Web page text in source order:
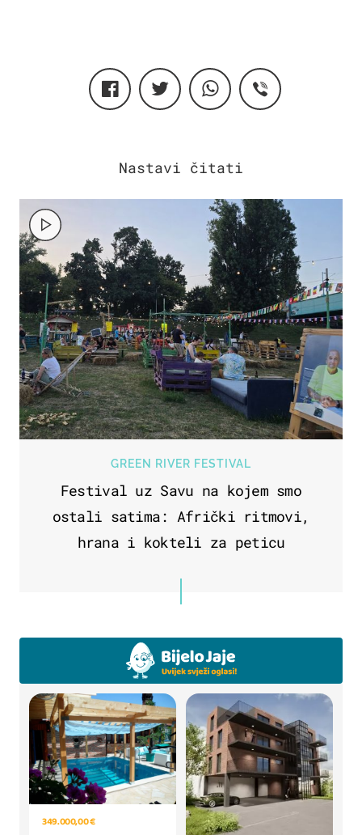
GREEN RIVER FESTIVAL
Festival uz Savu na kojem smo
ostali satima: Afrički ritmovi,
hrana i kokteli za peticu
349.000,00 €